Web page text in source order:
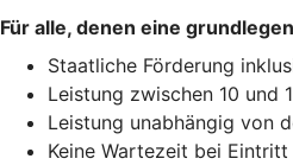
Für alle, denen eine
Staatliche Förderung
Leistung zwischen 10 und
Leistung unabhängig von
Keine Wartezeit bei